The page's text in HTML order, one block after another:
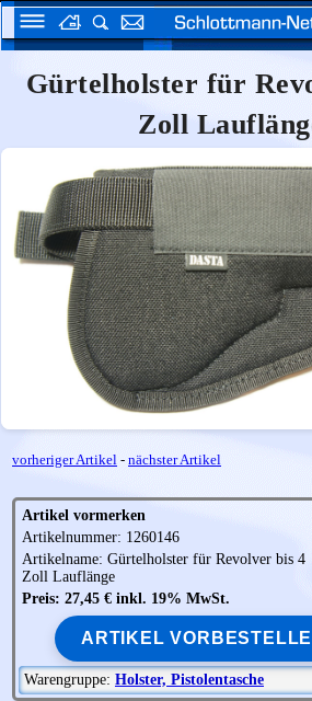
Gürtelholster für
Zoll
vorheriger Artikel - nächster Artikel
Artikel vormerken
Artikelnummer: 1260146
Artikelname: Gürtelholster für Revolver bis 4
Zoll Lauflänge
Preis: 27,45 € inkl. 19% MwSt.
ARTIKEL
Warengruppe: Holster, Pistolentasche